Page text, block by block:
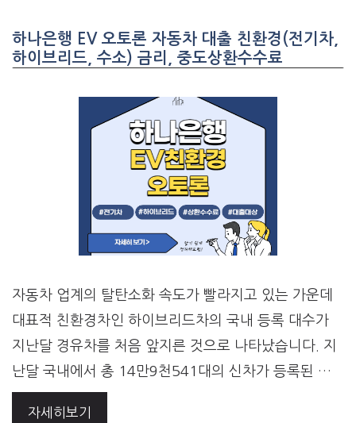
하나은행 EV 오토론 자동차 대출 친환경(전기차,
하이브리드, 수소) 금리, 중도상환수수료
자동차 업계의 탈탄소화 속도가 빨라지고 있는 가운데
대표적 친환경차인 하이브리드차의 국내 등록 대수가
지난달 경유차를 처음 앞지른 것으로 나타났습니다. 지
난달 국내에서 총 14만9천541대의 신차가 등록된 …
자세히보기